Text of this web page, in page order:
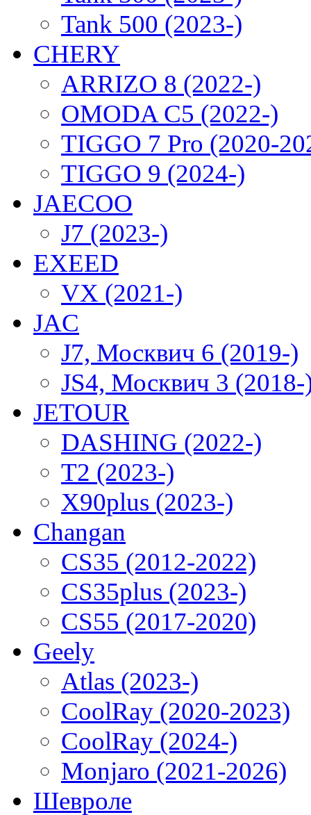
Tank 500 (2023-)
CHERY
ARRIZO 8 (2022-)
OMODA C5 (2022-)
TIGGO 7 Pro (2020-
TIGGO 9 (2024-)
JAECOO
J7 (2023-)
EXEED
VX (2021-)
JAC
J7, Москвич 6 (2019-)
JS4, Москвич 3 (2018-
JETOUR
DASHING (2022-)
T2 (2023-)
X90plus (2023-)
Changan
CS35 (2012-2022)
CS35plus (2023-)
CS55 (2017-2020)
Geely
Atlas (2023-)
CoolRay (2020-2023)
CoolRay (2024-)
Monjaro (2021-2026)
Шевроле